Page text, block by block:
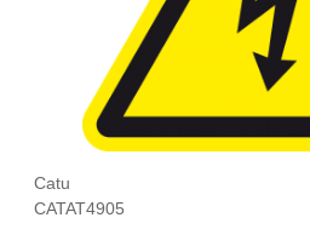
Catu
CATAT4905